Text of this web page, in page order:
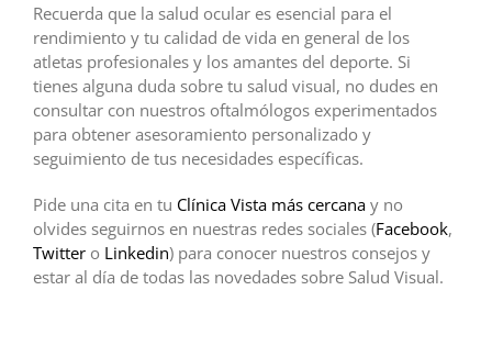
Recuerda que la salud ocular es esencial para el
rendimiento y tu calidad de vida en general de los
atletas profesionales y los amantes del deporte. Si
tienes alguna duda sobre tu salud visual, no dudes en
consultar con nuestros oftalmólogos experimentados
para obtener asesoramiento personalizado y
seguimiento de tus necesidades específicas.
Pide una cita en tu Clínica Vista más cercana y no
olvides seguirnos en nuestras redes sociales (Facebook,
Twitter o Linkedin) para conocer nuestros consejos y
estar al día de todas las novedades sobre Salud Visual.